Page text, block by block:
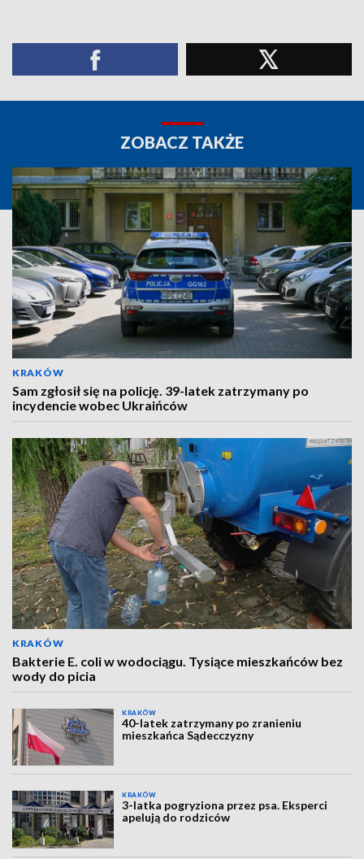
ZOBACZ TAKŻE
KRAKÓW
Sam zgłosił się na policję. 39-latek zatrzymany po
incydencie wobec Ukraińców
KRAKÓW
Bakterie E. coli w wodociągu. Tysiące mieszkańców bez
wody do picia
KRAKÓW
40-latek zatrzymany po zranieniu
mieszkańca Sądecczyzny
KRAKÓW
3-latka pogryziona przez psa. Eksperci
apelują do rodziców